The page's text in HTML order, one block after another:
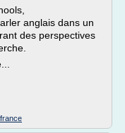
anglais dans un
des perspectives